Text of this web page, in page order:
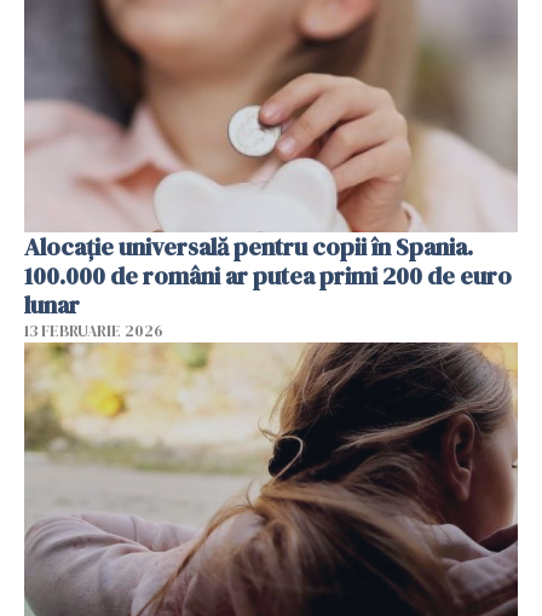
Alocație universală pentru copii în Spania.
100.000 de români ar putea primi 200 de euro
lunar
13 FEBRUARIE 2026